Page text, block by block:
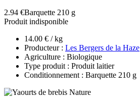
2.94 €Barquette 210 g
Produit indisponible
14.00 € / kg
Producteur : Les Bergers de la Haze
Agriculture : Biologique
Type produit : Produit laitier
Conditionnement : Barquette 210 g